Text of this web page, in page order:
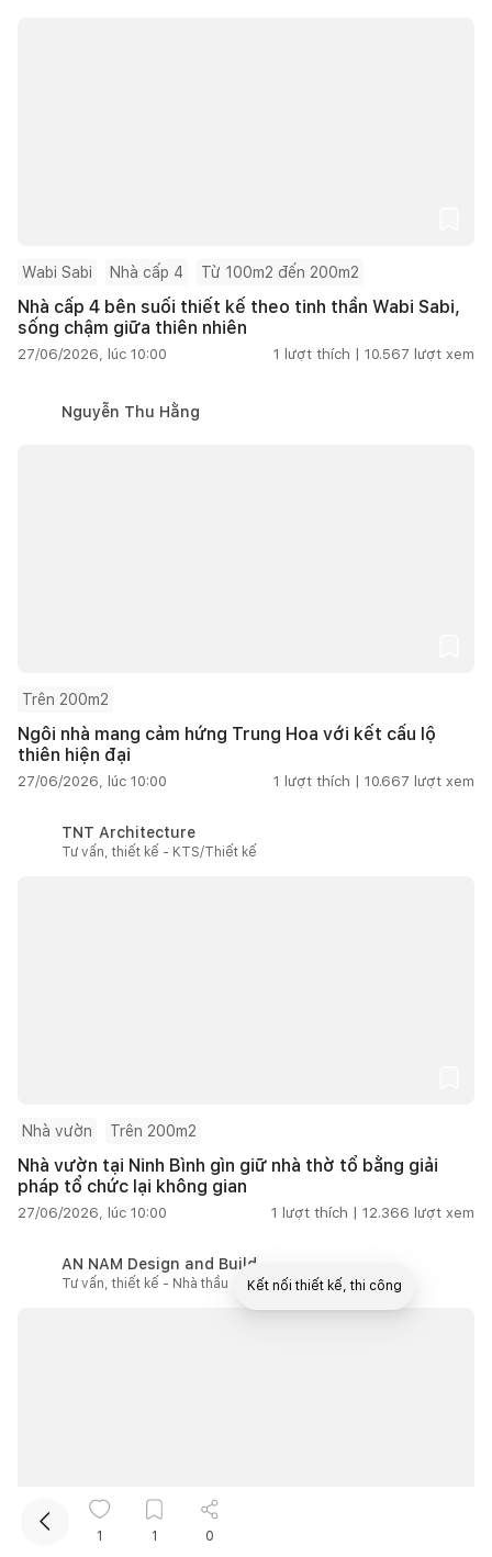
Wabi Sabi Nhà cấp 4 Từ 100m2 đến 200m2
Nhà cấp 4 bên suối thiết kế theo tinh thần Wabi Sabi,
sống chậm giữa thiên nhiên
27/06/2026, lúc 10:00 1 lượt thích | 10.567 lượt xem
Nguyễn Thu Hằng
Trên 200m2
Ngôi nhà mang cảm hứng Trung Hoa với kết cấu lộ
thiên hiện đại
27/06/2026, lúc 10:00 1 lượt thích | 10.667 lượt xem
TNT Architecture
Tư vấn, thiết kế - KTS/Thiết kế
Nhà vườn Trên 200m2
Nhà vườn tại Ninh Bình gìn giữ nhà thờ tổ bằng giải
pháp tổ chức lại không gian
27/06/2026, lúc 10:00 1 lượt thích | 12.366 lượt xem
AN NAM Design and Build
Tư vấn, thiết kế - Nhà thầu
1 1 0
Kết nối thiết kế, thi công